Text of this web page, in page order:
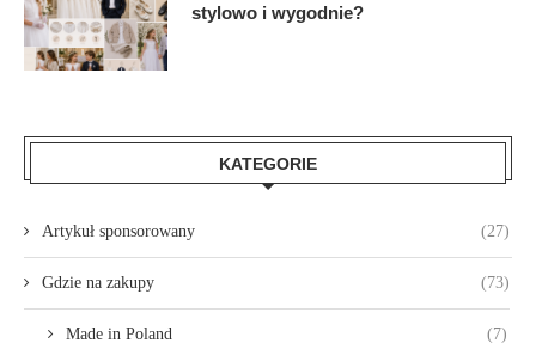
stylowo i wygodnie?
KATEGORIE
Artykuł sponsorowany (27)
Gdzie na zakupy (73)
Made in Poland (7)